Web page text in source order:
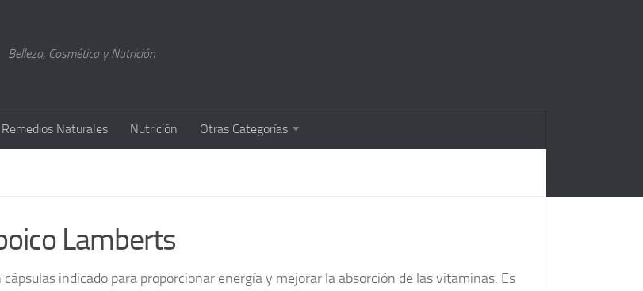
Belleza, Cosmética y Nutrición
Remedios Naturales Nutrición Otras Categorías
Lamberts
indicado para proporcionar energía y mejorar la absorción de las vitaminas. Es